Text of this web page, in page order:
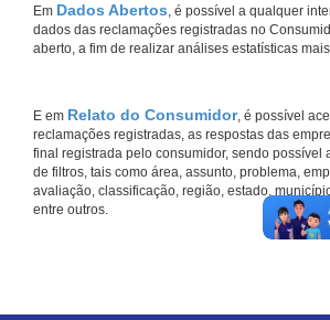
Em Dados Abertos, é possível a qualquer
dados das reclamações registradas no
aberto, a fim de realizar análises estatísticas
E em Relato do Consumidor, é possível
reclamações registradas, as respostas das
final registrada pelo consumidor, sendo possível
de filtros, tais como área, assunto, problema,
avaliação, classificação, região, estado,
entre outros.